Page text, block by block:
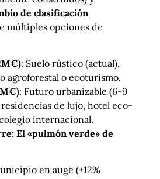
de clasificación
múltiples opciones de
: Suelo rústico (actual),
agroforestal o ecoturismo.
: Futuro urbanizable (6-9
residencias de lujo, hotel eco-
internacional.
El «pulmón verde» de
en auge (+12%